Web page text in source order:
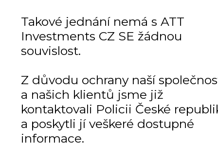
Takové jednání nemá s ATT
Investments CZ SE žádnou
souvislost.
Z důvodu ochrany naší
a našich klientů jsme již
kontaktovali Policii České
a poskytli jí veškeré dostupné
informace.